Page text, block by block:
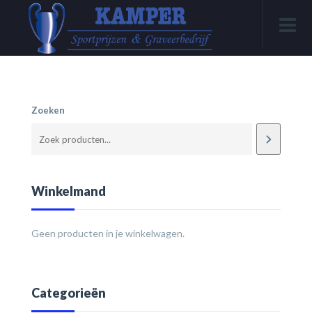
Zoeken
Winkelmand
Geen producten in je winkelwagen.
Categorieën